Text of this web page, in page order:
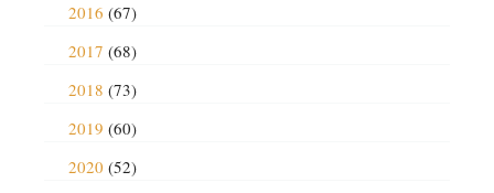
2016 (67)
2017 (68)
2018 (73)
2019 (60)
2020 (52)